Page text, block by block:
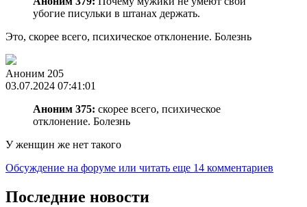
убогие писульки в штанах держать.
Это, скорее всего, психическое отклонение. Болезнь
Аноним 205
03.07.2024 07:41:01
Аноним 375: скорее всего, психическое
отклонение. Болезнь
У женщин же нет такого
Обсуждение на форуме или читать еще 14 комментариев
Последние новости